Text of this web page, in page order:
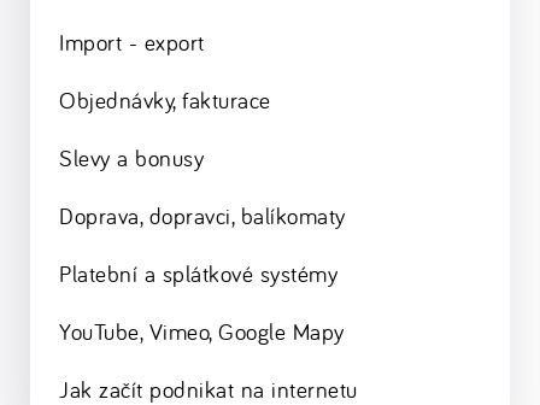
Import - export
Objednávky, fakturace
Slevy a bonusy
Doprava, dopravci, balíkomaty
Platební a splátkové systémy
YouTube, Vimeo, Google Mapy
Jak začít podnikat na internetu